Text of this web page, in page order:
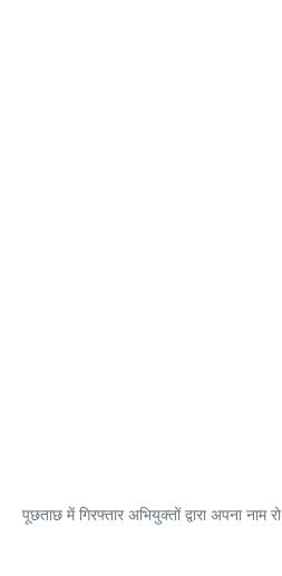
पूछताछ में गिरफ्तार अभियुक्तों द्वारा अपना नाम रो